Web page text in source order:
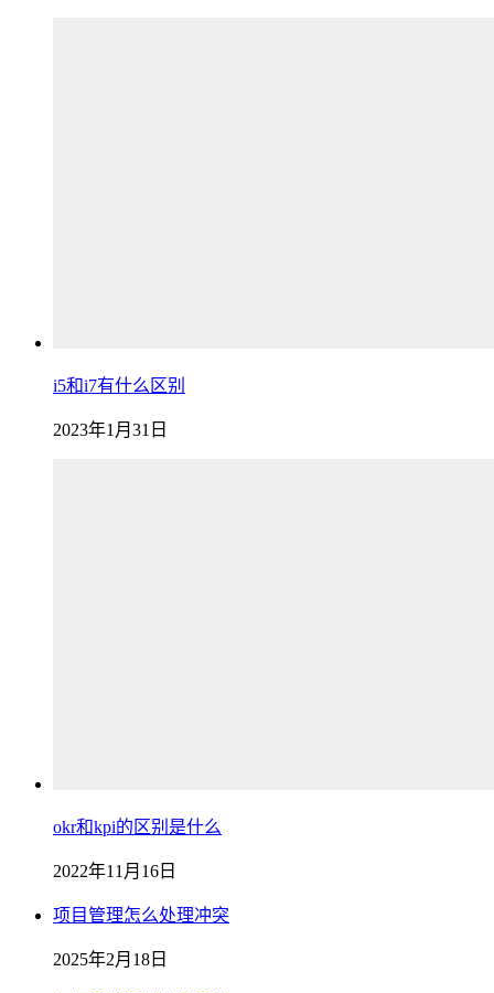
i5和i7有什么区别
2023年1月31日
okr和kpi的区别是什么
2022年11月16日
项目管理怎么处理冲突
2025年2月18日